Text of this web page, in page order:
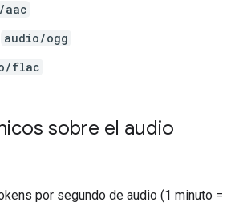
aac
audio/ogg
flac
sobre el audio
por segundo de audio (1 minuto =